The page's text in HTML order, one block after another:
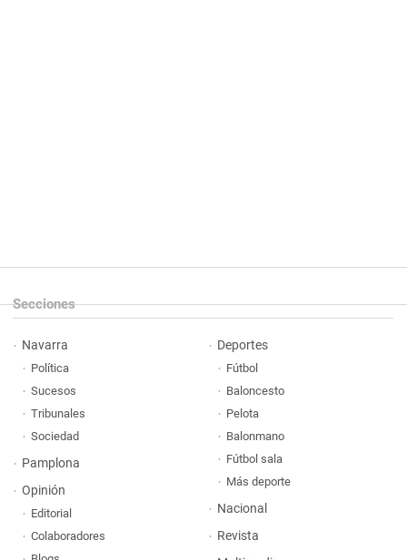
Secciones
Navarra
Política
Sucesos
Tribunales
Sociedad
Pamplona
Opinión
Editorial
Colaboradores
Deportes
Fútbol
Baloncesto
Pelota
Balonmano
Fútbol sala
Más deporte
Nacional
Revista